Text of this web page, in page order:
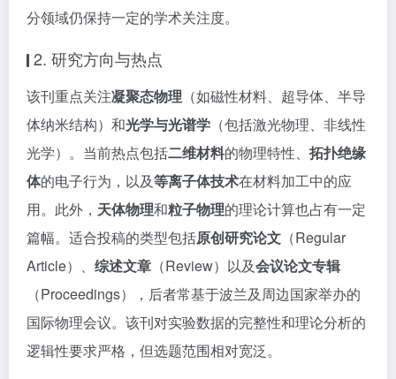
分领域仍保持一定的学术关注度。
2. 研究方向与热点
该刊重点关注凝聚态物理 （如磁性材料、超导体、半导
体纳米结构）和光学与光谱学 （包括激光物理、非线性
光学）。当前热点包括二维材料的物理特性、 拓扑绝缘
体的电子行为，以及等离子体技术在材料加工中的应
用。此外， 天体物理和粒子物理的理论计算也占有一定
篇幅。适合投稿的类型包括原创研究论文 （Regular
Article）、 综述文章 （Review）以及会议论文专辑
（Proceedings），后者常基于波兰及周边国家举办的
国际物理会议。该刊对实验数据的完整性和理论分析的
逻辑性要求严格，但选题范围相对宽泛。